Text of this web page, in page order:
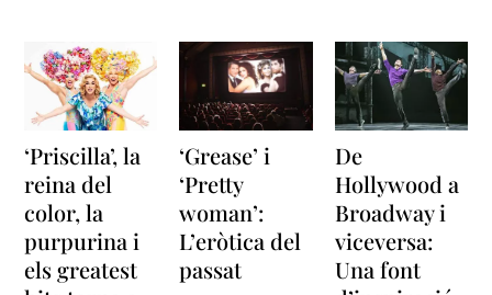
‘Priscilla’, la
reina del
color, la
purpurina i
els greatest
‘Grease’ i
‘Pretty
woman’:
L’eròtica del
passat
De
Hollywood a
Broadway i
viceversa:
Una font